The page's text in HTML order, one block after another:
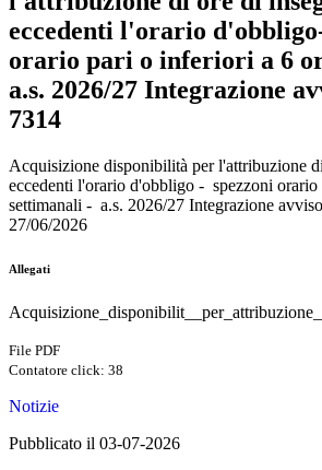
eccedenti l'orario
orario pari o inferiori a 6
a.s. 2026/27 Integrazione
7314
Acquisizione disponibilità per l'attribuzione
eccedenti l'orario d'obbligo - spezzoni
settimanali - a.s. 2026/27 Integrazione
27/06/2026
Allegati
File PDF
Contatore click: 38
Notizie
Pubblicato il 03-07-2026